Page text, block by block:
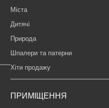
Міста
Дитячі
Природа
Шпалери та патерни
Хіти продажу
ПРИМІЩЕННЯ